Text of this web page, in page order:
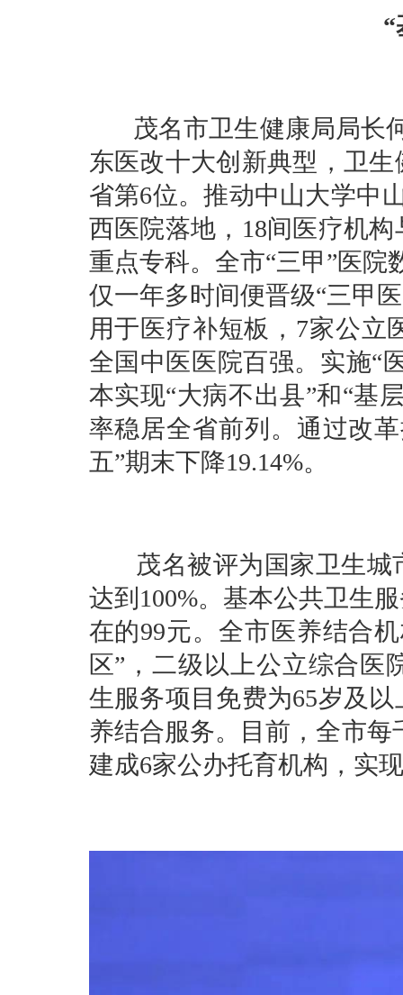
“
茂名市卫生健康局局长
东医改十大创新典型，卫
省第6位。推动中山大学中
西医院落地，18间医疗机
重点专科。全市“三甲”医
仅一年多时间便晋级“三甲
用于医疗补短板，7家公立
全国中医医院百强。实施“
本实现“大病不出县”和“基
率稳居全省前列。通过改
五”期末下降19.14%。
茂名被评为国家卫生城
达到100%。基本公共卫生
在的99元。全市医养结合
区”，二级以上公立综合医
生服务项目免费为65岁及
养结合服务。目前，全市每
建成6家公办托育机构，实